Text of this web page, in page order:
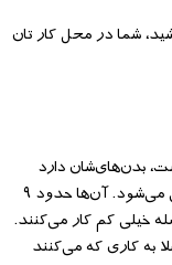
شما در محل کار تان
بدن‌های‌شان دارد
متلاشی می‌شود، همان‌طور که کارشان دارد متلاشی می‌شود. آن‌ها حدود ۹
در این فاصله خیلی کم کار می‌کنند.
به کاری که می‌کنند